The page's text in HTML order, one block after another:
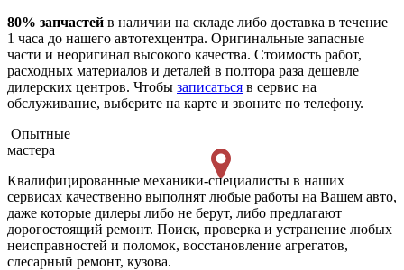
80% запчастей в наличии на складе либо доставка в течение
1 часа до нашего автотехцентра. Оригинальные запасные
части и неоригинал высокого качества. Стоимость работ,
расходных материалов и деталей в полтора раза дешевле
дилерских центров. Чтобы записаться в сервис на
обслуживание, выберите на карте и звоните по телефону.
Опытные
мастера
Квалифицированные механики-специалисты в наших
сервисах качественно выполнят любые работы на Вашем авто,
даже которые дилеры либо не берут, либо предлагают
дорогостоящий ремонт. Поиск, проверка и устранение любых
неисправностей и поломок, восстановление агрегатов,
слесарный ремонт, кузова.